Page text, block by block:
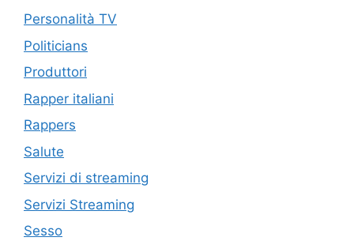
Personalità TV
Politicians
Produttori
Rapper italiani
Rappers
Salute
Servizi di streaming
Servizi Streaming
Sesso